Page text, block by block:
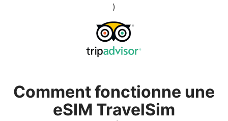
)
Comment fonctionne une
eSIM TravelSim